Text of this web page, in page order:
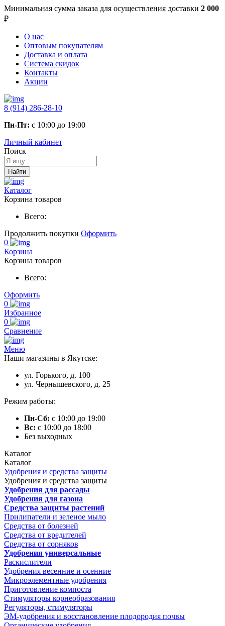
Минимальная сумма заказа для осуществления доставки 2 000
₽
О нас
Оптовым покупателям
Доставка и оплата
Система скидок
Контакты
Акции
8 (914) 286-28-10
Пн-Пт: с 10:00 до 19:00
Личный кабинет
Поиск
Найти
Каталог
Корзина товаров
Всего:
Продолжить покупки Оформить
0
Корзина
Корзина товаров
Всего:
Оформить
0
Избранное
0
Сравнение
Меню
Наши магазины в Якутске:
ул. Горького, д. 100
ул. Чернышевского, д. 25
Режим работы:
Пн-Сб: с 10:00 до 19:00
Вс: с 10:00 до 18:00
Без выходных
Каталог
Каталог
Удобрения и средства защиты
Удобрения и средства защиты
Удобрения для рассады
Удобрения для газона
Средства защиты растений
Прилипатели и зеленое мыло
Средства от болезней
Средства от вредителей
Средства от сорняков
Удобрения универсальные
Раскислители
Удобрения весенние и осенние
Микроэлементные удобрения
Приготовление компоста
Стимуляторы корнеобразования
Регуляторы, стимуляторы
ЭМ-удобрения и восстановление плодородия почвы